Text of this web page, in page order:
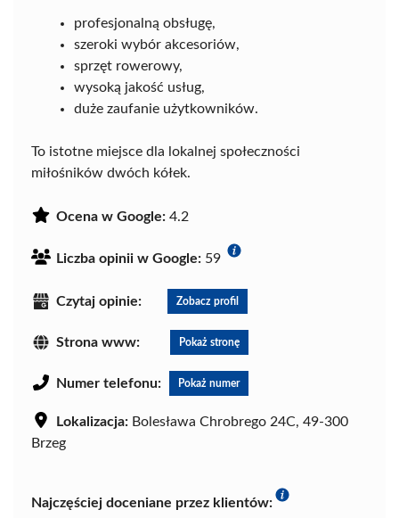
profesjonalną obsługę,
szeroki wybór akcesoriów,
sprzęt rowerowy,
wysoką jakość usług,
duże zaufanie użytkowników.
To istotne miejsce dla lokalnej społeczności
miłośników dwóch kółek.
Ocena w Google: 4.2
Liczba opinii w Google: 59
Czytaj opinie: Zobacz profil
Strona www: Pokaż stronę
Numer telefonu: Pokaż numer
Lokalizacja: Bolesława Chrobrego 24C, 49-300
Brzeg
Najczęściej doceniane przez klientów: